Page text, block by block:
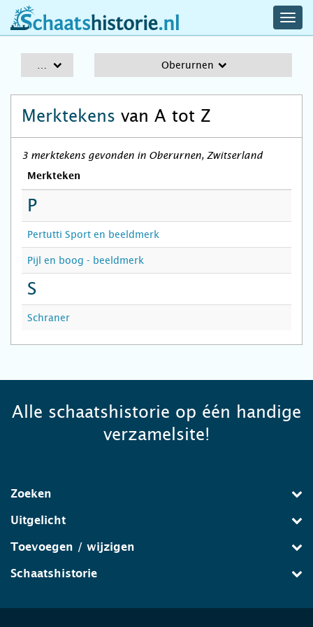
schaatshistorie.nl
Oberurnen
Merktekens van A tot Z
3 merktekens gevonden in Oberurnen, Zwitserland
Merkteken
P
Pertutti Sport en beeldmerk
Pijl en boog - beeldmerk
S
Schraner
Alle schaatshistorie op één handige
verzamelsite!
Zoeken
Uitgelicht
Toevoegen / wijzigen
Schaatshistorie